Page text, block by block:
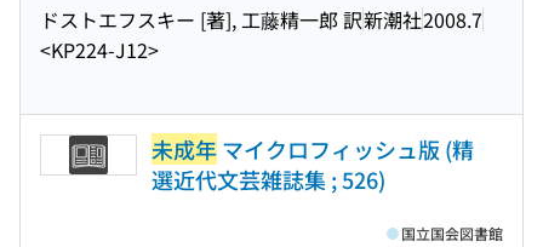
ドストエフスキー [著], 工藤精一郎 訳新潮社2008.7
<KP224-J12>
未成年マイクロフィッシュ版 (精
選近代文芸雑誌集 ; 526)
国立国会図書館